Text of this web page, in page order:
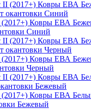
(2017+) Ковры ЕВА
Синий
(2017+) Ковры ЕВА
Черный
Ковры ЕВА
Бежевый